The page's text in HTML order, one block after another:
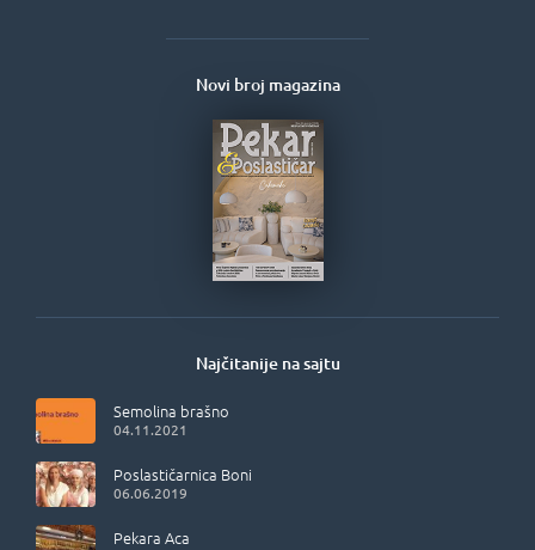
Najčitanije na sajtu
Semolina brašno
04.11.2021
Poslastičarnica Boni
06.06.2019
Pekara Aca
Novi broj magazina